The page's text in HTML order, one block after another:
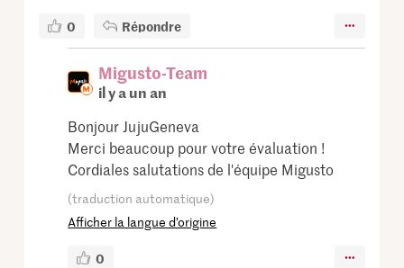
0 Répondre
Migusto-Team
il y a un an
Bonjour JujuGeneva
Merci beaucoup pour votre évaluation !
Cordiales salutations de l'équipe Migusto
(traduction automatique)
Afficher la langue d’origine
0